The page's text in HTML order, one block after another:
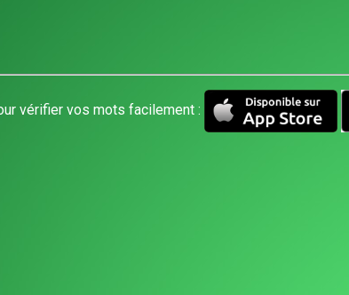
vérifier vos mots facilement :